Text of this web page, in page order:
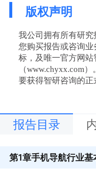
版权声明
我公司拥有所有研
您购买报告或咨询
标，及唯一官方网站
（www.chyxx.com
要获得智研咨询的正
报告目录
第1章手机导航行业基